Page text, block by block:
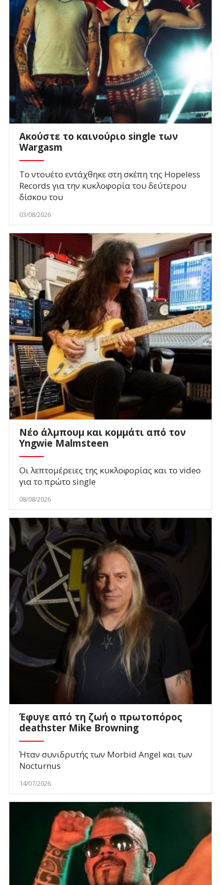
Ακούστε το καινούριο single των
Wargasm
To ντουέτο εντάχθηκε στη σκέπη της Hopeless
Records για την κυκλοφορία του δεύτερου
δίσκου του
03/08/2026
Νέο άλμπουμ και κομμάτι από τον
Yngwie Malmsteen
Οι λεπτομέρειες της κυκλοφορίας και το video
για το πρώτο single
08/08/2026
Έφυγε από τη ζωή ο πρωτοπόρος
deathster Mike Browning
Ήταν συνιδρυτής των Morbid Angel και των
Nocturnus
14/07/2026